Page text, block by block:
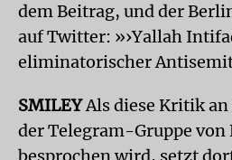
dem Beitrag, und der
auf Twitter: »›Yallah
eliminatorischer
SMILEYAls diese Kritik
der Telegram-Gruppe